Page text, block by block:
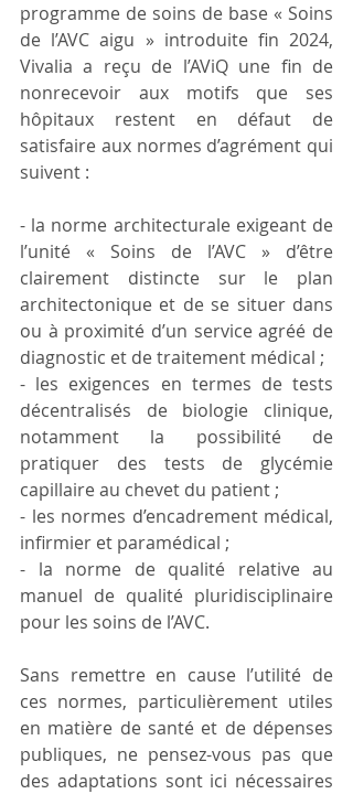
programme de soins de base « Soins
de l’AVC aigu » introduite fin 2024,
Vivalia a reçu de l’AViQ une fin de
nonrecevoir aux motifs que ses
hôpitaux restent en défaut de
satisfaire aux normes d’agrément qui
suivent :
- la norme architecturale exigeant de
l’unité « Soins de l’AVC » d’être
clairement distincte sur le plan
architectonique et de se situer dans
ou à proximité d’un service agréé de
diagnostic et de traitement médical ;
- les exigences en termes de tests
décentralisés de biologie clinique,
notamment la possibilité de
pratiquer des tests de glycémie
capillaire au chevet du patient ;
- les normes d’encadrement médical,
infirmier et paramédical ;
- la norme de qualité relative au
manuel de qualité pluridisciplinaire
pour les soins de l’AVC.
Sans remettre en cause l’utilité de
ces normes, particulièrement utiles
en matière de santé et de dépenses
publiques, ne pensez-vous pas que
des adaptations sont ici nécessaires